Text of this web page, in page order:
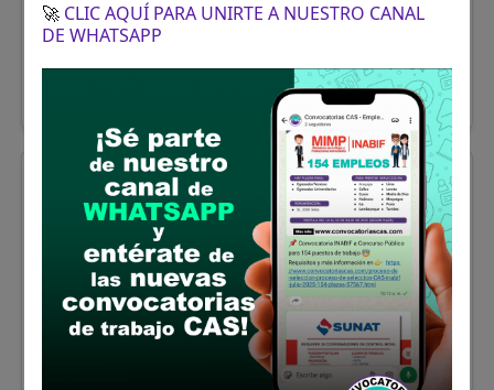
culminado o en proceso
Sueldo:1226
Finalizó el:23/10/2024
Lima TECNICO ADMINISTRATIVO
Se solicitó:Título Universitario en las
carreras de economía, administración y/o
contabilidad, debidamente colegiado
Sueldo:2500
Finalizó el:25/07/2024
🚀 CLIC AQUÍ PARA UNIRTE A NUESTRO CANAL
DE WHATSAPP